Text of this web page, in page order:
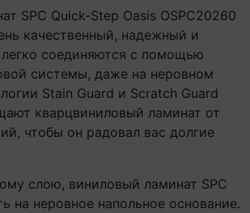
SPC Quick-Step Oasis OSPC20260
качественный, надежный и
соединяются с помощью
системы, даже на неровном
Stain Guard и Scratch Guard
кварцвиниловый ламинат от
чтобы он радовал вас долгие
слою, виниловый ламинат SPC
на неровное напольное основание.